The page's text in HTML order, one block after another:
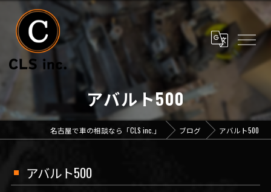
アバルト500
名古屋で車の相談なら「CLS inc.」 ブログ アバルト500
アバルト500